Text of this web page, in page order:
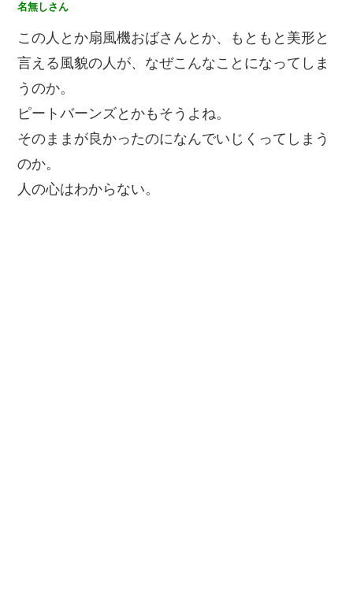
名無しさん
この人とか扇風機おばさんとか、もともと美形と
言える風貌の人が、なぜこんなことになってしま
うのか。
ピートバーンズとかもそうよね。
そのままが良かったのになんでいじくってしまう
のか。
人の心はわからない。